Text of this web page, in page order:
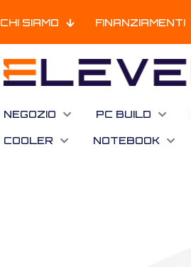
CHI SIAMO FINANZIAMENTI
NEGOZIO PC BUILD
COOLER NOTEBOOK